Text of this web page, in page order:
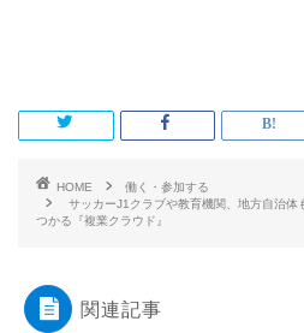
HOME
働く・参加する
サッカーJ1クラブや教育機関、地方自治体
つかる『複業クラウド』
関連記事